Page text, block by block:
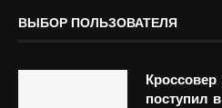
ВЫБОР ПОЛЬЗОВАТЕЛЯ
поступил